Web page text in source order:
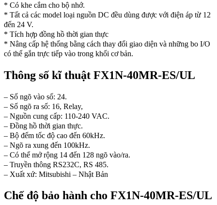
* Có khe cắm cho bộ nhớ.
* Tất cả các model loại nguồn DC đều dùng được với điện áp từ 12
đến 24 V.
* Tích hợp đồng hồ thời gian thực
* Nâng cấp hệ thống bằng cách thay đổi giao diện và những bo I/O
có thể gắn trực tiếp vào trong khối cơ bản.
Thông số kĩ thuật FX1N-40MR-ES/UL
– Số ngõ vào số: 24.
– Số ngõ ra số: 16, Relay,
– Nguồn cung cấp: 110-240 VAC.
– Đồng hồ thời gian thực.
– Bộ đếm tốc độ cao đến 60kHz.
– Ngõ ra xung đến 100kHz.
– Có thể mở rộng 14 đến 128 ngõ vào/ra.
– Truyền thông RS232C, RS 485.
– Xuất xứ: Mitsubishi – Nhật Bản
Chế độ bảo hành cho FX1N-40MR-ES/UL